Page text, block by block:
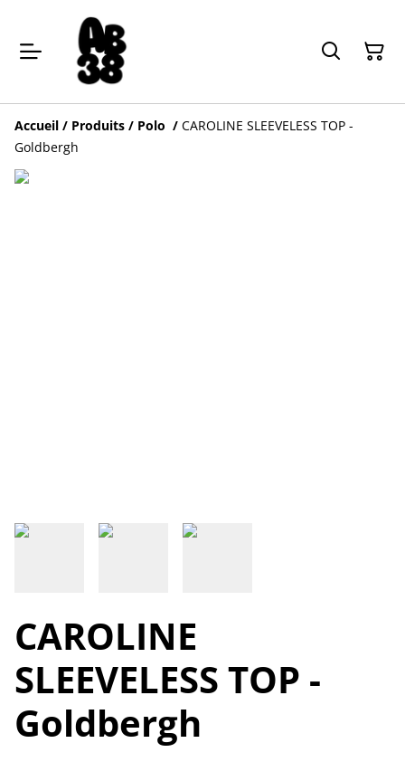
Accueil / Produits / Polo / CAROLINE SLEEVELESS TOP -
Goldbergh
CAROLINE
SLEEVELESS TOP -
Goldbergh